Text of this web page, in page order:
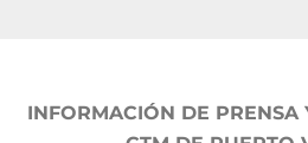
INFORMACIÓN DE PRENSA